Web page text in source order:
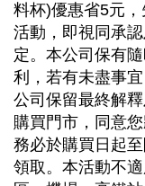
料杯)優惠省5元
活動，即視同承
定。本公司保有
利，若有未盡事
公司保留最終解
購買門市，同意
務必於購買日起
領取。本活動不